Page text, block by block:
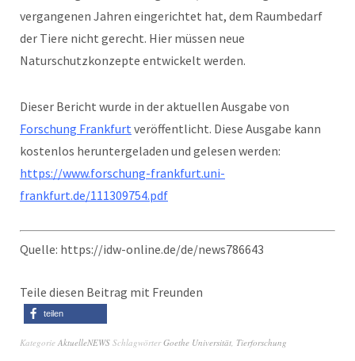
vergangenen Jahren eingerichtet hat, dem Raumbedarf
der Tiere nicht gerecht. Hier müssen neue
Naturschutzkonzepte entwickelt werden.
Dieser Bericht wurde in der aktuellen Ausgabe von
Forschung Frankfurtveröffentlicht. Diese Ausgabe kann
kostenlos heruntergeladen und gelesen werden:
https://www.forschung-frankfurt.uni-
frankfurt.de/111309754.pdf
Quelle: https://idw-online.de/de/news786643
Teile diesen Beitrag mit Freunden
teilen
Kategorie AktuelleNEWS SchlagwörterGoethe Universität, Tierforschung